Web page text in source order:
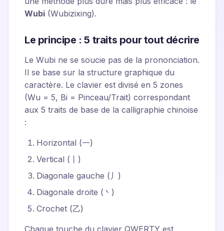
Wubi (Wubizixing).
Le principe : 5 traits pour tout décrire
Le Wubi ne se soucie pas de la prononciation.
Il se base sur la structure graphique du
caractère. Le clavier est divisé en 5 zones
(Wu = 5, Bi = Pinceau/Trait) correspondant
aux 5 traits de base de la calligraphie chinoise
:
Horizontal (一)
Vertical (丨)
Diagonale gauche (丿)
Diagonale droite (丶)
Crochet (乙)
Chaque touche du clavier QWERTY est